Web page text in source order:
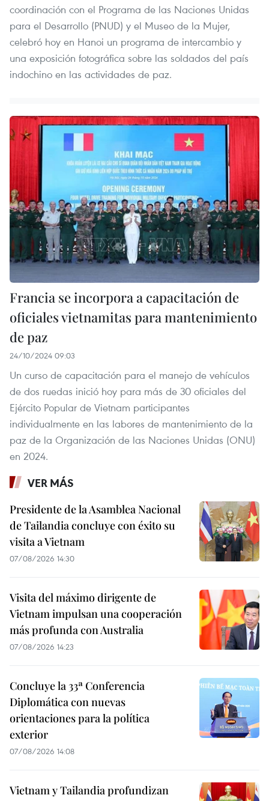
coordinación con el Programa de las Naciones Unidas
para el Desarrollo (PNUD) y el Museo de la Mujer,
celebró hoy en Hanoi un programa de intercambio y
una exposición fotográfica sobre las soldados del país
indochino en las actividades de paz.
Francia se incorpora a capacitación de
oficiales vietnamitas para mantenimiento
de paz
24/10/2024 09:03
Un curso de capacitación para el manejo de vehículos
de dos ruedas inició hoy para más de 30 oficiales del
Ejército Popular de Vietnam participantes
individualmente en las labores de mantenimiento de la
paz de la Organización de las Naciones Unidas (ONU)
en 2024.
VER MÁS
Presidente de la Asamblea Nacional
de Tailandia concluye con éxito su
visita a Vietnam
07/08/2026 14:30
Visita del máximo dirigente de
Vietnam impulsan una cooperación
más profunda con Australia
07/08/2026 14:23
Concluye la 33ª Conferencia
Diplomática con nuevas
orientaciones para la política
exterior
07/08/2026 14:08
Vietnam y Tailandia profundizan